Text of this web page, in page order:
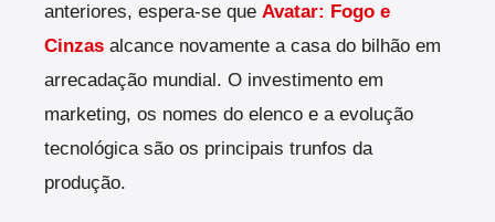
anteriores, espera-se que Avatar: Fogo e
Cinzas alcance novamente a casa do bilhão em
arrecadação mundial. O investimento em
marketing, os nomes do elenco e a evolução
tecnológica são os principais trunfos da
produção.